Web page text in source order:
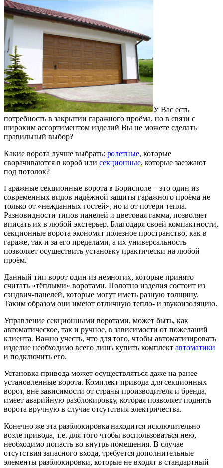
У Вас есть
потребность в закрытии гаражного проёма, но в связи с
широким ассортиментом изделий Вы не можете сделать
правильный выбор?
Какие ворота лучше выбрать: ролетные, которые
сворачиваются в короб или секционные, которые заезжают
под потолок?
Гаражные секционные ворота в Борисполе – это один из
современных видов надёжной защиты гаражного проёма не
только от «нежданных гостей», но и от потери тепла.
Разновидности типов панелей и цветовая гамма, позволяет
вписать их в любой экстерьер. Благодаря своей компактности,
секционные ворота экономят полезное пространство, как в
гараже, так и за его пределами, а их универсальность
позволяет осуществить установку практически на любой
проём.
Данный тип ворот один из немногих, которые принято
считать «тёплыми» воротами. Полотно изделия состоит из
сэндвич-панелей, которые могут иметь разную толщину.
Таким образом они имеют отличную тепло- и звукоизоляцию.
Управление секционными воротами, может быть, как
автоматическое, так и ручное, в зависимости от пожеланий
клиента. Важно учесть, что для того, чтобы автоматизировать
изделие необходимо всего лишь купить комплект автоматики
и подключить его.
Установка привода может осуществляться даже на ранее
установленные ворота. Комплект привода для секционных
ворот, вне зависимости от страны производителя и бренда,
имеет аварийную разблокировку, которая позволяет поднять
ворота вручную в случае отсутствия электричества.
Конечно же эта разблокировка находится исключительно
возле привода, т.е. для того чтобы воспользоваться нею,
необходимо попасть во внутрь помещения. В случае
отсутствия запасного входа, требуется дополнительные
элементы разблокировки, которые не входят в стандартный